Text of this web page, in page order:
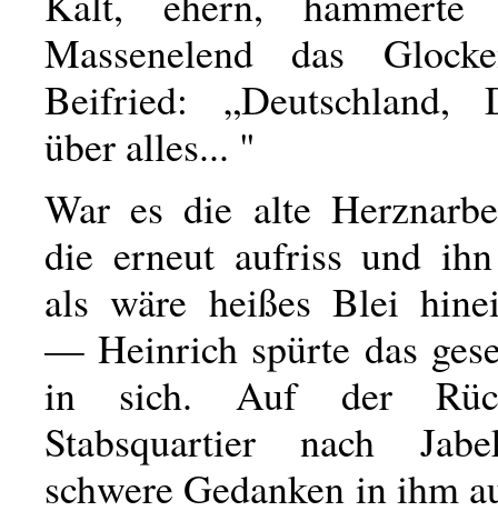
Massenelend das
Beifried: „Deutschland,
über alles... "
War es die alte
die erneut aufriss und ihn
als wäre heißes Blei
— Heinrich spürte das
in sich. Auf der
Stabsquartier nach
schwere Gedanken in ihm